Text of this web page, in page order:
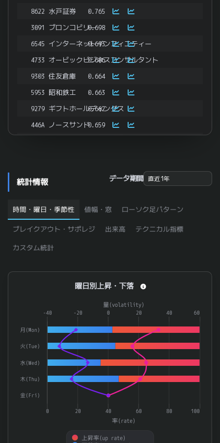
8622 水戸証券 0.765
3091 ブロンコビリー0.698
6545 インターネットインフィニティー
0.693
4733 オービックビジネスコンサルタント
0.666
9303 住友倉庫 0.664
5953 昭和鉄工 0.663
9279 ギフトホールディングス
0.662
446A ノースサンド0.659
9308 乾汽船 0.646
2590 ダイドーグループホールディングス
3851 日本一ソフトウェア
0.631
リンクアンドモチベーション
0.616
0.611
正栄食品工業
名港海運
インフォマート
令和アカウンティング・ホールディングス
インテージホールディングス
0.578
統計情報 データ期間
時間・曜日・季節性 値幅・窓 ローソク足パターン
ブレイクアウト・サポレジ 出来高 テクニカル指標
カスタム統計
Combination chart with 4 data series.
The chart has 1 X axis displaying categories.
The chart has 2 Y axes displaying 率(rate) and 量
率(rate)
量(volatility)
上昇率(up rate)
月(Mon)
火(Tue)
水(Wed)
木(Thu)
金(Fri)
0 20 40 60 80 100
0
-40 -20 20 40 60
曜日別上昇・下落